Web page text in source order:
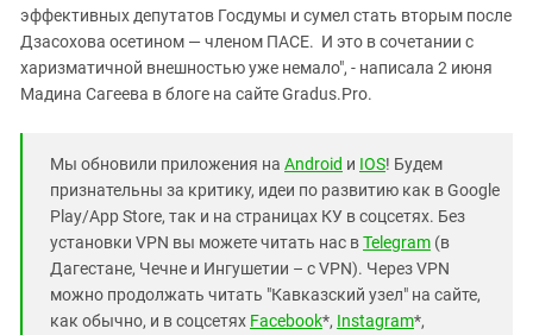
эффективных депутатов Госдумы и сумел стать вторым после
Дзасохова осетином — членом ПАСЕ. И это в сочетании с
харизматичной внешностью уже немало", - написала 2 июня
Мадина Сагеева в блоге на сайте Gradus.Pro.
Мы обновили приложения на Android и IOS! Будем
признательны за критику, идеи по развитию как в Google
Play/App Store, так и на страницах КУ в соцсетях. Без
установки VPN вы можете читать нас вTelegram (в
Дагестане, Чечне и Ингушетии – с VPN). Через VPN
можно продолжать читать "Кавказский узел" на сайте,
как обычно, и в соцсетях Facebook*, Instagram*,